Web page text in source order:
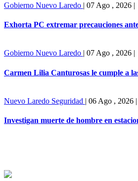
Gobierno Nuevo Laredo | 07 Ago , 2026 |
Exhorta PC extremar precauciones
Gobierno Nuevo Laredo | 07 Ago , 2026 |
Carmen Lilia Canturosas le cumple a
Nuevo Laredo Seguridad | 06 Ago , 2026 |
Investigan muerte de hombre en